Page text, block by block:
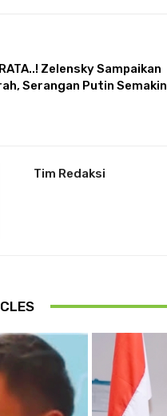
Zelensky Sampaikan
Serangan Putin Semakin
Tim Redaksi